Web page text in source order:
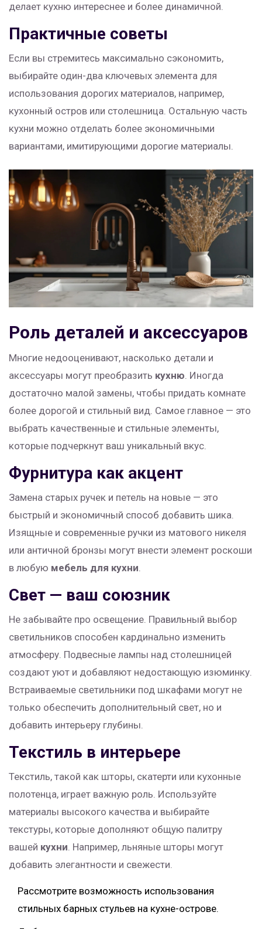
делает кухню интереснее и более динамичной.
Практичные советы
Если вы стремитесь максимально сэкономить,
выбирайте один-два ключевых элемента для
использования дорогих материалов, например,
кухонный остров или столешница. Остальную часть
кухни можно отделать более экономичными
вариантами, имитирующими дорогие материалы.
Роль деталей и аксессуаров
Многие недооценивают, насколько детали и
аксессуары могут преобразить кухню. Иногда
достаточно малой замены, чтобы придать комнате
более дорогой и стильный вид. Самое главное — это
выбрать качественные и стильные элементы,
которые подчеркнут ваш уникальный вкус.
Фурнитура как акцент
Замена старых ручек и петель на новые — это
быстрый и экономичный способ добавить шика.
Изящные и современные ручки из матового никеля
или античной бронзы могут внести элемент роскоши
в любую мебель для кухни.
Свет — ваш союзник
Не забывайте про освещение. Правильный выбор
светильников способен кардинально изменить
атмосферу. Подвесные лампы над столешницей
создают уют и добавляют недостающую изюминку.
Встраиваемые светильники под шкафами могут не
только обеспечить дополнительный свет, но и
добавить интерьеру глубины.
Текстиль в интерьере
Текстиль, такой как шторы, скатерти или кухонные
полотенца, играет важную роль. Используйте
материалы высокого качества и выбирайте
текстуры, которые дополняют общую палитру
вашей кухни. Например, льняные шторы могут
добавить элегантности и свежести.
Рассмотрите возможность использования
стильных барных стульев на кухне-острове.